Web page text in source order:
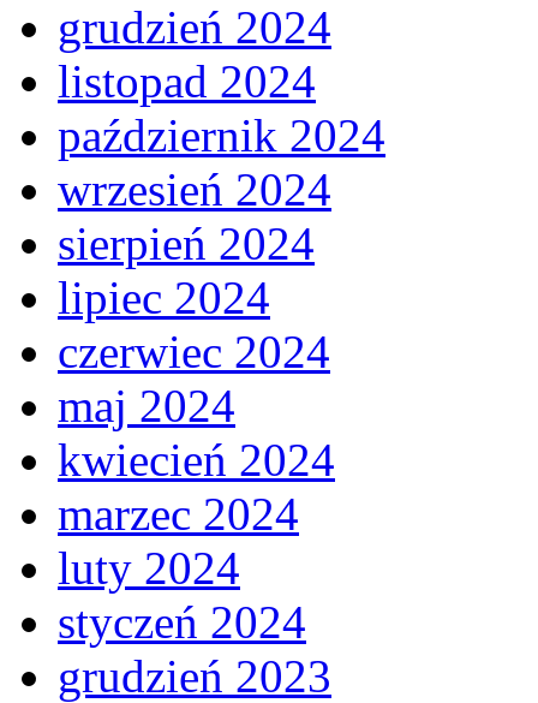
grudzień 2024
listopad 2024
październik 2024
wrzesień 2024
sierpień 2024
lipiec 2024
czerwiec 2024
maj 2024
kwiecień 2024
marzec 2024
luty 2024
styczeń 2024
grudzień 2023